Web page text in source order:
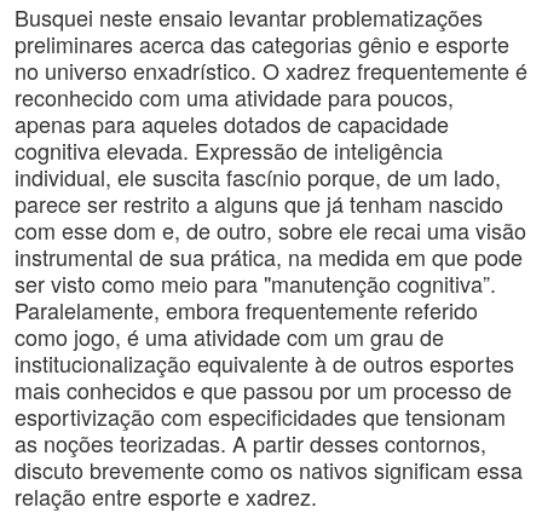
Busquei neste ensaio levantar problematizações
preliminares acerca das categorias gênio e esporte
no universo enxadrístico. O xadrez frequentemente é
reconhecido com uma atividade para poucos,
apenas para aqueles dotados de capacidade
cognitiva elevada. Expressão de inteligência
individual, ele suscita fascínio porque, de um lado,
parece ser restrito a alguns que já tenham nascido
com esse dom e, de outro, sobre ele recai uma visão
instrumental de sua prática, na medida em que pode
ser visto como meio para "manutenção cognitiva”.
Paralelamente, embora frequentemente referido
como jogo, é uma atividade com um grau de
institucionalização equivalente à de outros esportes
mais conhecidos e que passou por um processo de
esportivização com especificidades que tensionam
as noções teorizadas. A partir desses contornos,
discuto brevemente como os nativos significam essa
relação entre esporte e xadrez.